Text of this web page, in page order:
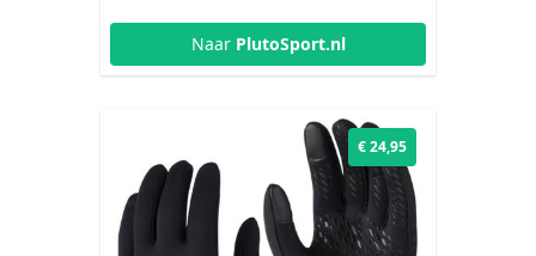
Naar PlutoSport.nl
€ 24,95